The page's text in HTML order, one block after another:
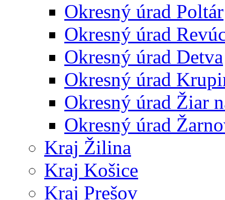
Okresný úrad Poltár
Okresný úrad
Okresný úrad Detva
Okresný úrad
Okresný úrad Žiar
Okresný úrad
Kraj Žilina
Kraj Košice
Kraj Prešov